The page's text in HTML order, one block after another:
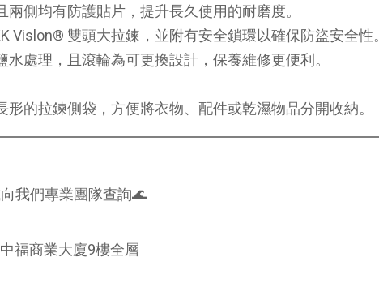
側均有防護貼片，提升長久使用的耐磨度。
Vislon® 雙頭大拉鍊，並附有安全鎖環以確保防盜安全性。
處理，且滾輪為可更換設計，保養維修更便利。
的拉鍊側袋，方便將衣物、配件或乾濕物品分開收納。
我們專業團隊查詢🌊
福商業大廈9樓全層